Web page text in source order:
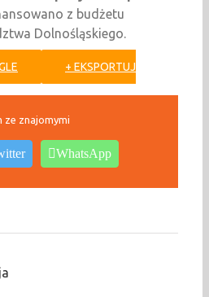
z budżetu
Dolnośląskiego.
+ EKSPORTUJ
ze znajomymi
WhatsApp